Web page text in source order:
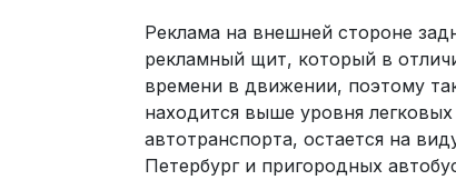
Реклама на внешней стороне
рекламный щит, который в
времени в движении, поэтому
находится выше уровня
автотранспорта, остается на
Петербург и пригородных